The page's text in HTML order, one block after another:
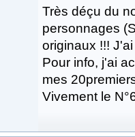
Très déçu du
personnages
originaux !!!
Pour info, j'ai
mes
Vivement le